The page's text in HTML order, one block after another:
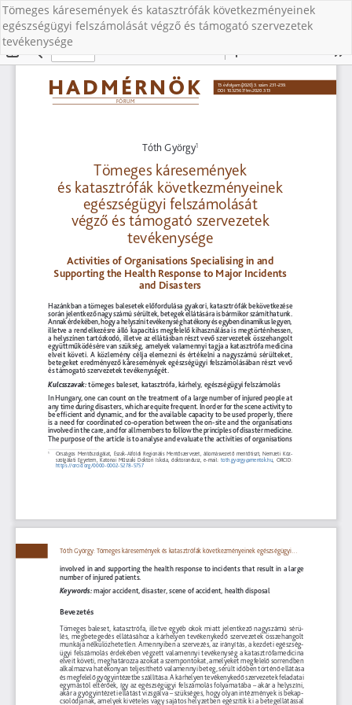
Tömeges káresemények és katasztrófák következményeinek
egészségügyi felszámolását végző és támogató szervezetek
tevékenysége